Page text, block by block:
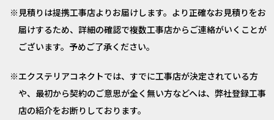
見積りは提携工事店よりお届けします。より正確なお見積りをお
届けするため、詳細の確認で複数工事店からご連絡がいくことが
ございます。予めご了承ください。
エクステリアコネクトでは、すでに工事店が決定されている方
や、最初から契約のご意思が全く無い方などへは、弊社登録工事
店の紹介をお断りしております。